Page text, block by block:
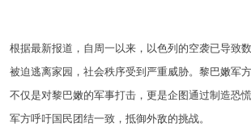
根据最新报道，自周一以来，以色列的空袭已导致
被迫逃离家园，社会秩序受到严重威胁。黎巴嫩军
不仅是对黎巴嫩的军事打击，更是企图通过制造恐
军方呼吁国民团结一致，抵御外敌的挑战。